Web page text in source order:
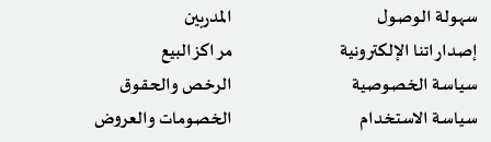
سهولة الوصول
إصداراتنا الإلكترونية
سياسة الخصوصية
سياسة الاستخدام
المدربين
مراكز البيع
الرخص والحقوق
الخصومات والعروض